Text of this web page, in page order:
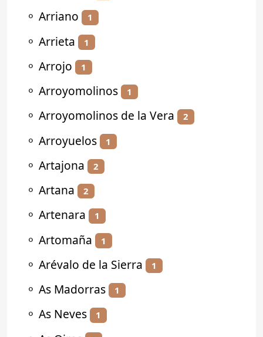
⚬ Arriano 1
⚬ Arrieta 1
⚬ Arrojo 1
⚬ Arroyomolinos 1
⚬ Arroyomolinos de la Vera 2
⚬ Arroyuelos 1
⚬ Artajona 2
⚬ Artana 2
⚬ Artenara 1
⚬ Artomaña 1
⚬ Arévalo de la Sierra 1
⚬ As Madorras 1
⚬ As Neves 1